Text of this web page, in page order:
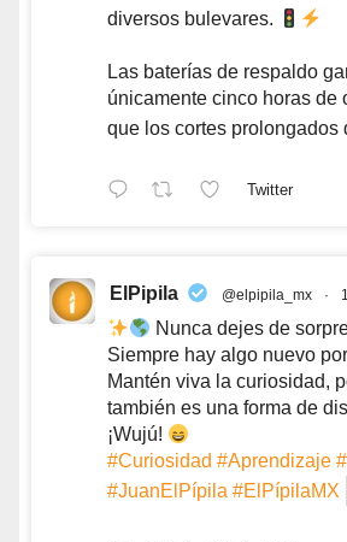
diversos bulevares.
Las baterías de respaldo
únicamente cinco horas de
que los cortes prolongados
Twitter
ElPipila @elpipila_mx ·
Nunca dejes de
Siempre hay algo nuevo
Mantén viva la curiosidad,
también es una forma de
¡Wujú!
#Curiosidad #Aprendizaje
#JuanElPípila #ElPípilaMX